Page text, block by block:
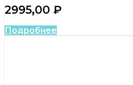
2995,00 ₽
Подробнее